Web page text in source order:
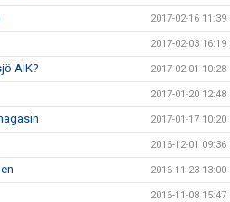
2017-02-16 11:39
2017-02-03 16:19
AIK? 2017-02-01 10:28
2017-01-20 12:48
2017-01-17 10:20
2016-12-01 09:36
2016-11-23 13:00
2016-11-08 15:47